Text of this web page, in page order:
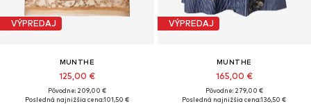
VÝPREDAJ
MUNTHE
125,00 €
Pôvodne: 209,00 €
Posledná najnižšia cena:101,50 €
VÝPREDAJ
MUNTHE
165,00 €
Pôvodne: 279,00 €
Posledná najnižšia cena:136,50 €